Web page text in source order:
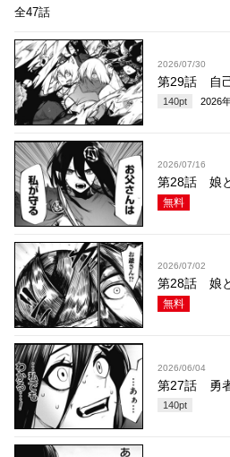
全47話
2026/07/30
第29話 自
140pt 2026
2026/07/16
第28話 娘
無料
2026/07/02
第28話 娘
無料
2026/06/04
第27話 勇
140pt